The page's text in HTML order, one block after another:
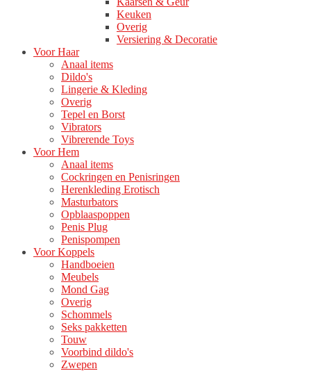
Keuken
Overig
Versiering & Decoratie
Voor Haar
Anaal items
Dildo's
Lingerie & Kleding
Overig
Tepel en Borst
Vibrators
Vibrerende Toys
Voor Hem
Anaal items
Cockringen en Penisringen
Herenkleding Erotisch
Masturbators
Opblaaspoppen
Penis Plug
Penispompen
Voor Koppels
Handboeien
Meubels
Mond Gag
Overig
Schommels
Seks pakketten
Touw
Voorbind dildo's
Zwepen